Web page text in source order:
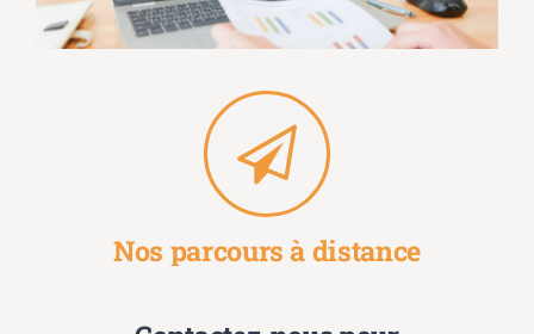
Nos parcours à distance